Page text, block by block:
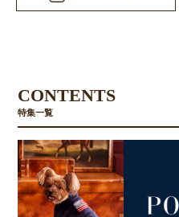
CONTENTS
特集一覧